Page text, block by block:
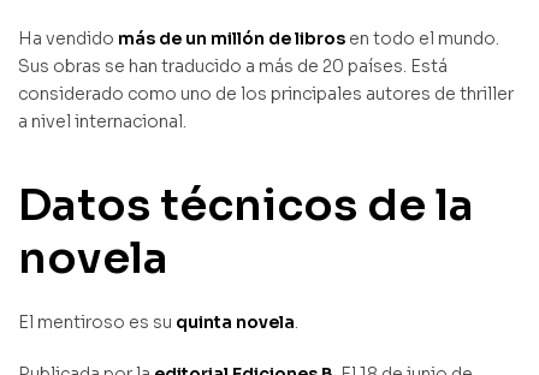
Ha vendido más de un millón de libros en todo el mundo.
Sus obras se han traducido a más de 20 países. Está
considerado como uno de los principales autores de thriller
a nivel internacional.
Datos técnicos de la
novela
El mentiroso es su quinta novela.